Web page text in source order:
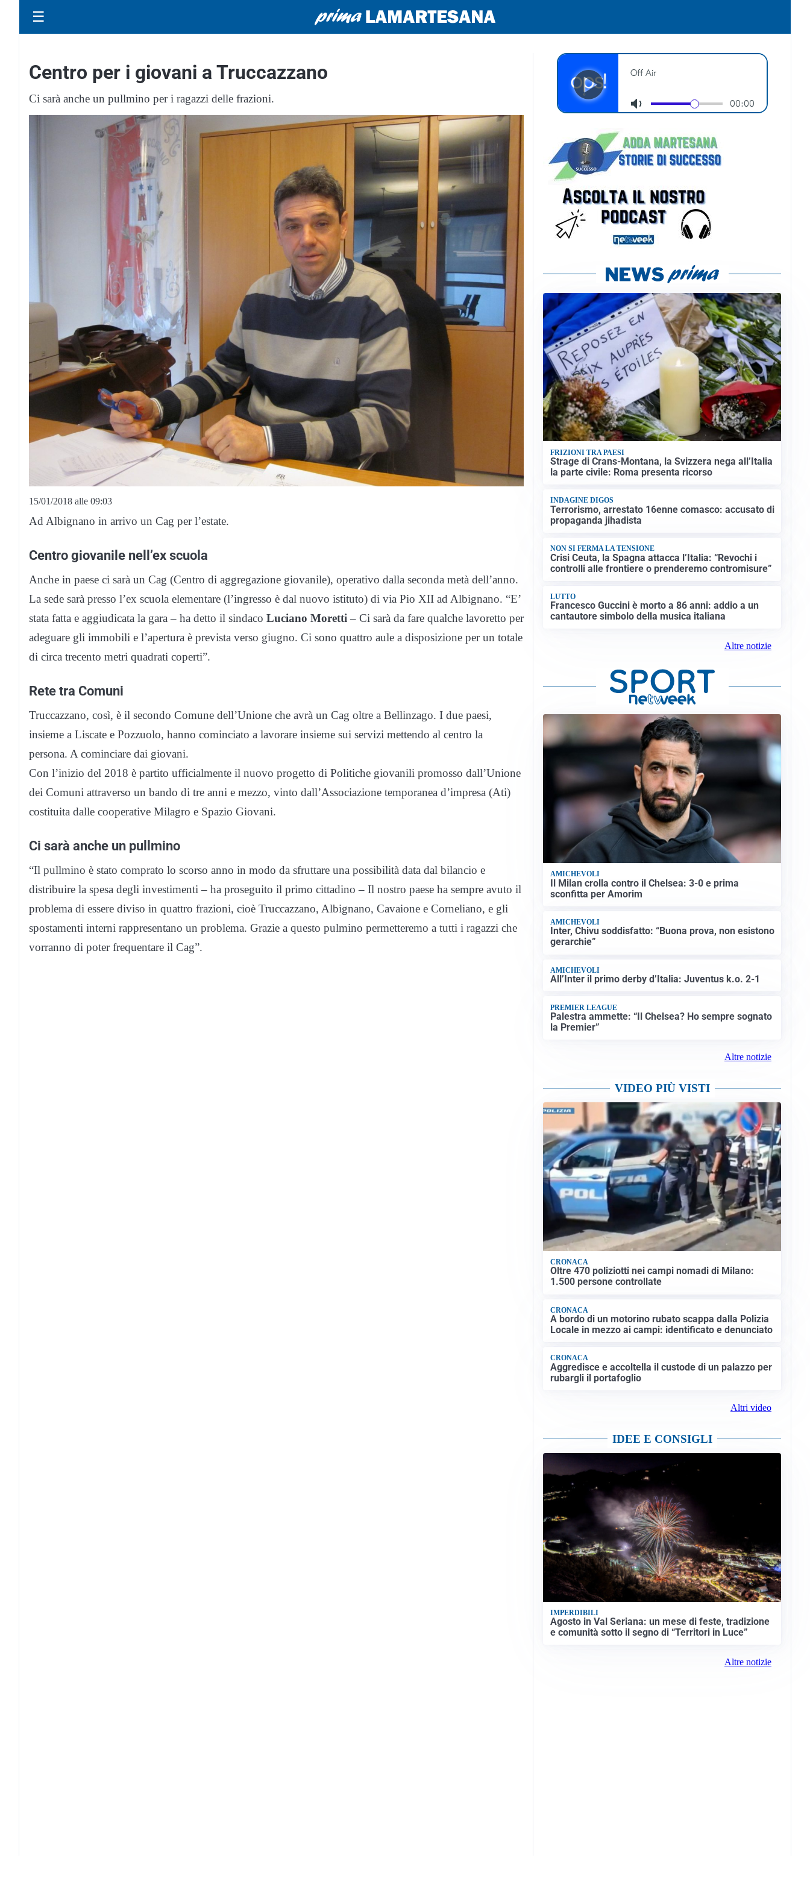
☰
Centro per i giovani a Truccazzano
Ci sarà anche un pullmino per i ragazzi delle frazioni.
15/01/2018 alle 09:03
Ad Albignano in arrivo un Cag per l’estate.
Centro giovanile nell’ex scuola
Anche in paese ci sarà un Cag (Centro di aggregazione giovanile), operativo dalla seconda metà dell’anno.
La sede sarà presso l’ex scuola elementare (l’ingresso è dal nuovo istituto) di via Pio XII ad Albignano. “E’
stata fatta e aggiudicata la gara – ha detto il sindaco Luciano Moretti – Ci sarà da fare qualche lavoretto per
adeguare gli immobili e l’apertura è prevista verso giugno. Ci sono quattro aule a disposizione per un totale
di circa trecento metri quadrati coperti”.
Rete tra Comuni
Truccazzano, così, è il secondo Comune dell’Unione che avrà un Cag oltre a Bellinzago. I due paesi,
insieme a Liscate e Pozzuolo, hanno cominciato a lavorare insieme sui servizi mettendo al centro la
persona. A cominciare dai giovani.
Con l’inizio del 2018 è partito ufficialmente il nuovo progetto di Politiche giovanili promosso dall’Unione
dei Comuni attraverso un bando di tre anni e mezzo, vinto dall’Associazione temporanea d’impresa (Ati)
costituita dalle cooperative Milagro e Spazio Giovani.
Ci sarà anche un pullmino
“Il pullmino è stato comprato lo scorso anno in modo da sfruttare una possibilità data dal bilancio e
distribuire la spesa degli investimenti – ha proseguito il primo cittadino – Il nostro paese ha sempre avuto il
problema di essere diviso in quattro frazioni, cioè Truccazzano, Albignano, Cavaione e Corneliano, e gli
spostamenti interni rappresentano un problema. Grazie a questo pulmino permetteremo a tutti i ragazzi che
vorranno di poter frequentare il Cag”.
FRIZIONI TRA PAESI
Strage di Crans-Montana, la Svizzera nega all’Italia
la parte civile: Roma presenta ricorso
INDAGINE DIGOS
Terrorismo, arrestato 16enne comasco: accusato di
propaganda jihadista
NON SI FERMA LA TENSIONE
Crisi Ceuta, la Spagna attacca l’Italia: “Revochi i
controlli alle frontiere o prenderemo contromisure”
LUTTO
Francesco Guccini è morto a 86 anni: addio a un
cantautore simbolo della musica italiana
Altre notizie
AMICHEVOLI
Il Milan crolla contro il Chelsea: 3-0 e prima
sconfitta per Amorim
AMICHEVOLI
Inter, Chivu soddisfatto: “Buona prova, non esistono
gerarchie”
AMICHEVOLI
All’Inter il primo derby d’Italia: Juventus k.o. 2-1
PREMIER LEAGUE
Palestra ammette: “Il Chelsea? Ho sempre sognato
la Premier”
Altre notizie
VIDEO PIÙ VISTI
CRONACA
Oltre 470 poliziotti nei campi nomadi di Milano:
1.500 persone controllate
CRONACA
A bordo di un motorino rubato scappa dalla Polizia
Locale in mezzo ai campi: identificato e denunciato
CRONACA
Aggredisce e accoltella il custode di un palazzo per
rubargli il portafoglio
Altri video
IDEE E CONSIGLI
IMPERDIBILI
Agosto in Val Seriana: un mese di feste, tradizione
e comunità sotto il segno di “Territori in Luce”
Altre notizie